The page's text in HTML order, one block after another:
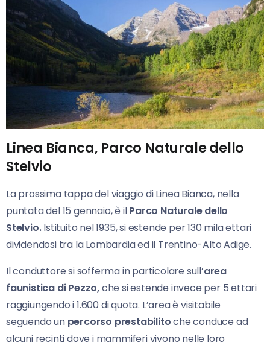
Linea Bianca, Parco Naturale dello
Stelvio
La prossima tappa del viaggio di Linea Bianca, nella
puntata del 15 gennaio, è ilParco Naturale dello
Stelvio.Istituito nel 1935, si estende per 130 mila ettari
dividendosi tra la Lombardia ed il Trentino-Alto Adige.
Il conduttore si sofferma in particolare sull’area
faunistica di Pezzo,che si estende invece per 5 ettari
raggiungendo i 1.600 di quota. L’area è visitabile
seguendo un percorso prestabilitoche conduce ad
alcuni recinti dove i mammiferi vivono nelle loro